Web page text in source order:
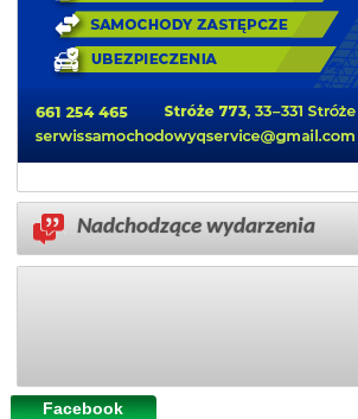
Nadchodzące wydarzenia
Facebook